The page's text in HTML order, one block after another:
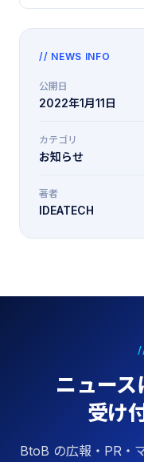
// NEWS INFO
公開日
2022年1月11日
カテゴリ
お知らせ
著者
IDEATECH
ニュース
受け
BtoB の広報・PR・